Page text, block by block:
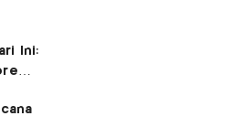
Ini: